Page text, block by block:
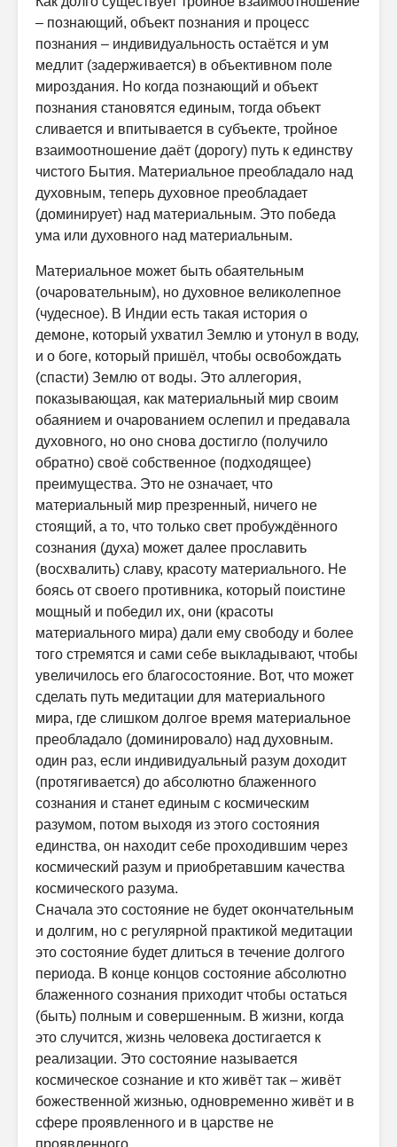
– познающий, объект познания и процесс
познания – индивидуальность остаётся и ум
медлит (задерживается) в объективном поле
мироздания. Но когда познающий и объект
познания становятся единым, тогда объект
сливается и впитывается в субъекте, тройное
взаимоотношение даёт (дорогу) путь к единству
чистого Бытия. Материальное преобладало над
духовным, теперь духовное преобладает
(доминирует) над материальным. Это победа
ума или духовного над материальным.
Материальное может быть обаятельным
(очаровательным), но духовное великолепное
(чудесное). В Индии есть такая история о
демоне, который ухватил Землю и утонул в воду,
и о боге, который пришёл, чтобы освобождать
(спасти) Землю от воды. Это аллегория,
показывающая, как материальный мир своим
обаянием и очарованием ослепил и предавала
духовного, но оно снова достигло (получило
обратно) своё собственное (подходящее)
преимущества. Это не означает, что
материальный мир презренный, ничего не
стоящий, а то, что только свет пробуждённого
сознания (духа) может далее прославить
(восхвалить) славу, красоту материального. Не
боясь от своего противника, который поистине
мощный и победил их, они (красоты
материального мира) дали ему свободу и более
того стремятся и сами себе выкладывают, чтобы
увеличилось его благосостояние. Вот, что может
сделать путь медитации для материального
мира, где слишком долгое время материальное
преобладало (доминировало) над духовным.
один раз, если индивидуальный разум доходит
(протягивается) до абсолютно блаженного
сознания и станет единым с космическим
разумом, потом выходя из этого состояния
единства, он находит себе проходившим через
космический разум и приобретавшим качества
космического разума.
Сначала это состояние не будет окончательным
и долгим, но с регулярной практикой медитации
это состояние будет длиться в течение долгого
периода. В конце концов состояние абсолютно
блаженного сознания приходит чтобы остаться
(быть) полным и совершенным. В жизни, когда
это случится, жизнь человека достигается к
реализации. Это состояние называется
космическое сознание и кто живёт так – живёт
божественной жизнью, одновременно живёт и в
сфере проявленного и в царстве не
проявленного.